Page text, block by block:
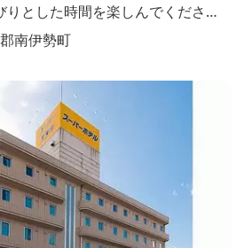
りとした時間を楽しんでくださ
南伊勢町